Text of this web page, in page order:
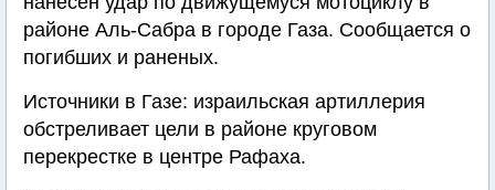
районе Аль-Сабра в городе Газа. Сообщается о
погибших и раненых.
Источники в Газе: израильская артиллерия
обстреливает цели в районе круговом
перекрестке в центре Рафаха.